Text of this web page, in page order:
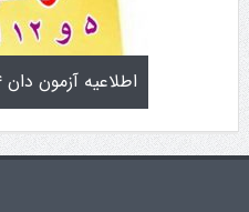
اطلاعیه آزمون دان ۴ به بالا